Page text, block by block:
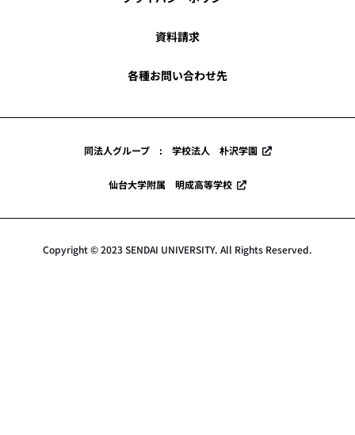
資料請求
各種お問い合わせ先
同法人グループ : 学校法人 朴沢学園
仙台大学附属 明成高等学校
Copyright © 2023 SENDAI UNIVERSITY. All Rights Reserved.